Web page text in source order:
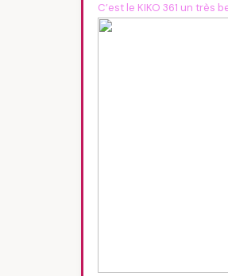
C’est le KIKO 361 un très